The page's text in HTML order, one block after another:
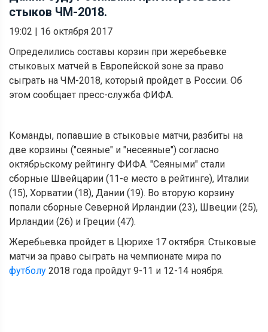
стыков ЧМ-2018.
19:02 | 16 октября 2017
Определились составы корзин при жеребьевке
стыковых матчей в Европейской зоне за право
сыграть на ЧМ-2018, который пройдет в России. Об
этом сообщает пресс-служба ФИФА.
Команды, попавшие в стыковые матчи, разбиты на
две корзины ("сеяные" и "несеяные") согласно
октябрьскому рейтингу ФИФА. "Сеяными" стали
сборные Швейцарии (11-е место в рейтинге), Италии
(15), Хорватии (18), Дании (19). Во вторую корзину
попали сборные Северной Ирландии (23), Швеции (25),
Ирландии (26) и Греции (47).
Жеребьевка пройдет в Цюрихе 17 октября. Стыковые
матчи за право сыграть на чемпионате мира по
футболу 2018 года пройдут 9-11 и 12-14 ноября.